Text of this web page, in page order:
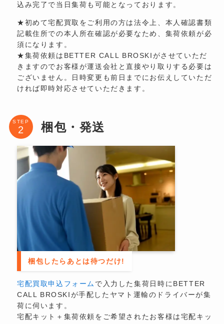
込み完了で当日集荷も可能となっております。
★初めて宅配買取をご利用の方は法令上、本人確認書類
記載住所での本人所在確認が必要なため、集荷依頼が必
須になります。
★集荷依頼はBETTER CALL BROSKIがさせていただ
きますのでお客様が運送会社と直接やり取りする必要は
ございません。日時変更も前日までにお伝えしていただ
ければ即時対応させていただきます。
STEP 梱包・発送
梱包したらあとは待つだけ!
宅配買取申込フォーム で入力した集荷日時にBETTER
CALL BROSKIが手配したヤマト運輸のドライバーが集
荷に伺います。
宅配キット＋集荷依頼をご希望されたお客様は宅配キッ